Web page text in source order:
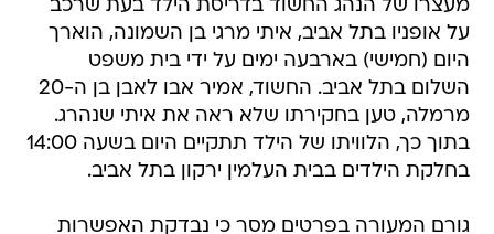
מעצרו של הנהג החשוד בדריסת הילד בעת שרכב
על אופניו בתל אביב, איתי מרגי בן השמונה, הוארך
היום (חמישי) בארבעה ימים על ידי בית משפט
השלום בתל אביב. החשוד, אמיר אבו לאבן בן ה-20
מרמלה, טען בחקירתו שלא ראה את איתי שנהרג.
בתוך כך, הלוויתו של הילד תתקיים היום בשעה 14:00
בחלקת הילדים בבית העלמין ירקון בתל אביב.
גורם המעורה בפרטים מסר כי נבדקת האפשרות